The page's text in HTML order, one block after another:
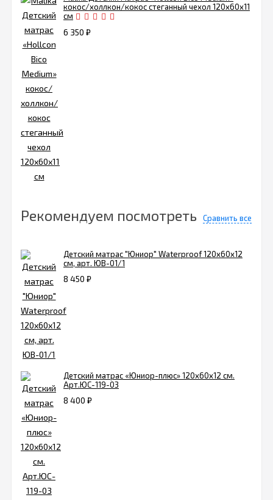
кокос/холлкон/кокос стеганный чехол 120х60х11
см
6 350 ₽
Рекомендуем посмотреть Сравнить все
Детский матрас "Юниор" Waterproof 120х60х12
см, арт. ЮВ-01/1
8 450 ₽
Детский матрас «Юниор-плюс» 120х60х12 см.
Арт.ЮC-119-03
8 400 ₽